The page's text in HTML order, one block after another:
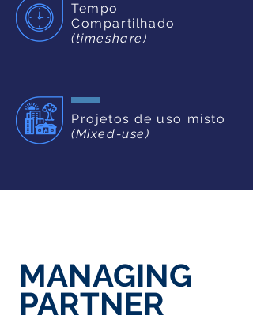
Tempo
Compartilhado
(timeshare)
Projetos de uso misto
(Mixed-use)
MANAGING
PARTNER